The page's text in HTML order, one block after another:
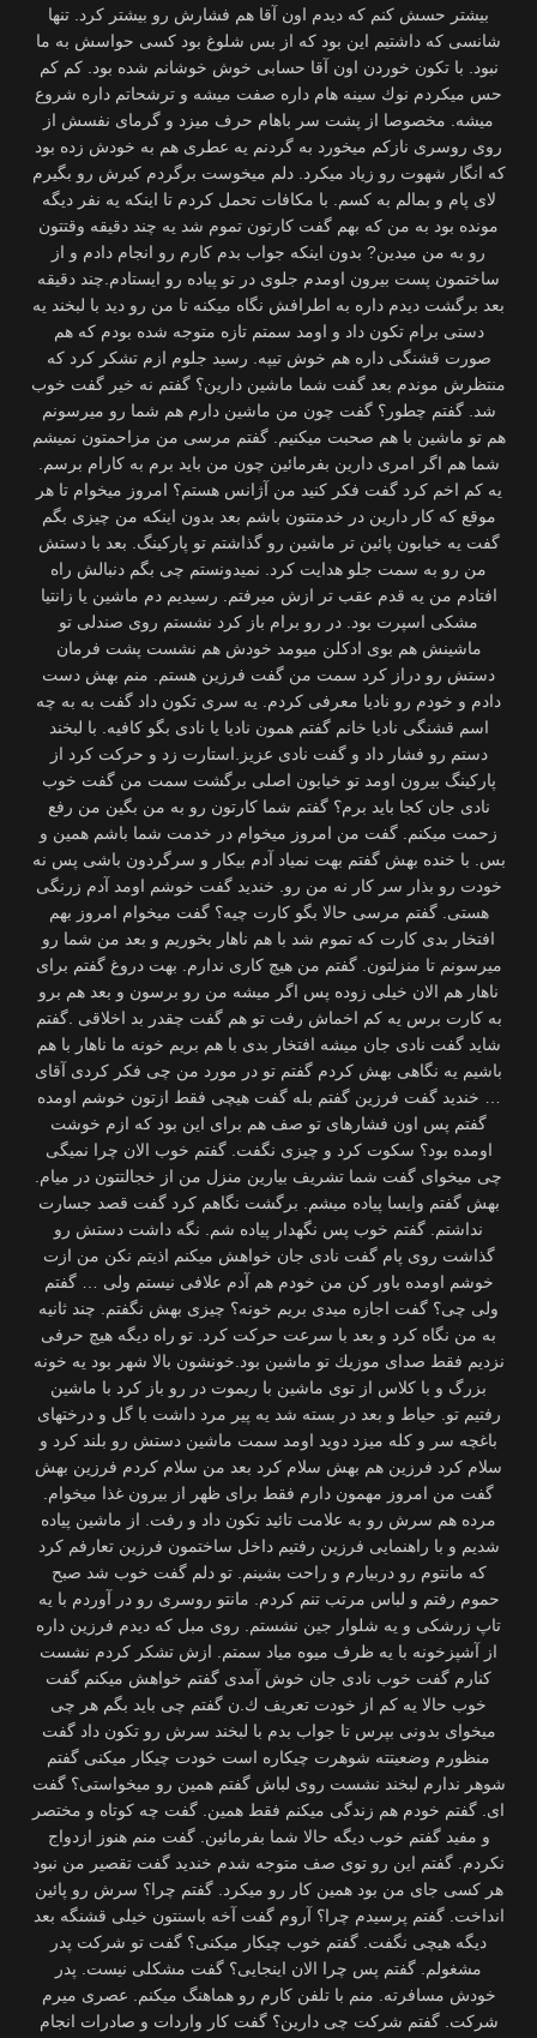
بیشتر حسش كنم كه دیدم اون آقا هم فشارش رو بیشتر كرد. تنها
شانسی كه داشتیم این بود كه از بس شلوغ بود كسی حواسش به ما
نبود. با تكون خوردن اون آقا حسابی خوش خوشانم شده بود. كم كم
حس میكردم نوك سینه هام داره صفت میشه و ترشحاتم داره شروع
میشه. مخصوصا از پشت سر باهام حرف میزد و گرمای نفسش از
روی روسری نازكم میخورد به گردنم یه عطری هم به خودش زده بود
كه انگار شهوت رو زیاد میكرد. دلم میخوست برگردم كیرش رو بگیرم
لای پام و بمالم به كسم. با مكافات تحمل كردم تا اینكه یه نفر دیگه
مونده بود به من كه بهم گفت كارتون تموم شد یه چند دقیقه وقتتون
رو به من میدین? بدون اینكه جواب بدم كارم رو انجام دادم و از
ساختمون پست بیرون اومدم جلوی در تو پیاده رو ایستادم.چند دقیقه
بعد برگشت دیدم داره به اطرافش نگاه میكنه تا من رو دید با لبخند یه
دستی برام تكون داد و اومد سمتم تازه متوجه شده بودم كه هم
صورت قشنگی داره هم خوش تیپه. رسید جلوم ازم تشكر كرد كه
منتظرش موندم بعد گفت شما ماشین دارین؟ گفتم نه خیر گفت خوب
شد. گفتم چطور؟ گفت چون من ماشین دارم هم شما رو میرسونم
هم تو ماشین با هم صحبت میكنیم. گفتم مرسی من مزاحمتون نمیشم
شما هم اگر امری دارین بفرمائین چون من باید برم به كارام برسم.
یه كم اخم كرد گفت فكر كنید من آژانس هستم؟ امروز میخوام تا هر
موقع كه كار دارین در خدمتتون باشم بعد بدون اینكه من چیزی بگم
گفت یه خیابون پائین تر ماشین رو گذاشتم تو پاركینگ. بعد با دستش
من رو به سمت جلو هدایت كرد. نمیدونستم چی بگم دنبالش راه
افتادم من یه قدم عقب تر ازش میرفتم. رسیدیم دم ماشین یا زانتیا
مشكی اسپرت بود. در رو برام باز كرد نشستم روی صندلی تو
ماشینش هم بوی ادکلن میومد خودش هم نشست پشت فرمان
دستش رو دراز كرد سمت من گفت فرزین هستم. منم بهش دست
دادم و خودم رو نادیا معرفی كردم. یه سری تكون داد گفت به به چه
اسم قشنگی نادیا خانم گفتم همون نادیا یا نادی بگو كافیه. با لبخند
دستم رو فشار داد و گفت نادی عزیز.استارت زد و حركت كرد از
پاركینگ بیرون اومد تو خیابون اصلی برگشت سمت من گفت خوب
نادی جان كجا باید برم؟ گفتم شما كارتون رو به من بگین من رفع
زحمت میكنم. گفت من امروز میخوام در خدمت شما باشم همین و
بس. با خنده بهش گفتم بهت نمیاد آدم بیكار و سرگردون باشی پس نه
خودت رو بذار سر كار نه من رو. خندید گفت خوشم اومد آدم زرنگی
هستی. گفتم مرسی حالا بگو كارت چیه؟ گفت میخوام امروز بهم
افتخار بدی كارت كه تموم شد با هم ناهار بخوریم و بعد من شما رو
میرسونم تا منزلتون. گفتم من هیچ كاری ندارم. بهت دروغ گفتم برای
ناهار هم الان خیلی زوده پس اگر میشه من رو برسون و بعد هم برو
به كارت برس یه كم اخماش رفت تو هم گفت چقدر بد اخلاقی .گفتم
شاید گفت نادی جان میشه افتخار بدی با هم بریم خونه ما ناهار با هم
باشیم یه نگاهی بهش كردم گفتم تو در مورد من چی فكر كردی آقای
… خندید گفت فرزین گفتم بله گفت هیچی فقط ازتون خوشم اومده
گفتم پس اون فشارهای تو صف هم برای این بود كه ازم خوشت
اومده بود؟ سكوت كرد و چیزی نگفت. گفتم خوب الان چرا نمیگی
چی میخوای گفت شما تشریف بیارین منزل من از خجالتتون در میام.
بهش گفتم وایسا پیاده میشم. برگشت نگاهم كرد گفت قصد جسارت
نداشتم. گفتم خوب پس نگهدار پیاده شم. نگه داشت دستش رو
گذاشت روی پام گفت نادی جان خواهش میكنم اذیتم نكن من ازت
خوشم اومده باور كن من خودم هم آدم علافی نیستم ولی … گفتم
ولی چی؟ گفت اجازه میدی بریم خونه؟ چیزی بهش نگفتم. چند ثانیه
به من نگاه كرد و بعد با سرعت حركت كرد. تو راه دیگه هیچ حرفی
نزدیم فقط صدای موزیك تو ماشین بود.خونشون بالا شهر بود یه خونه
بزرگ و با كلاس از توی ماشین با ریموت در رو باز كرد با ماشین
رفتیم تو. حیاط و بعد در بسته شد یه پیر مرد داشت با گل و درختهای
باغچه سر و كله میزد دوید اومد سمت ماشین دستش رو بلند كرد و
سلام كرد فرزین هم بهش سلام كرد بعد من سلام كردم فرزین بهش
گفت من امروز مهمون دارم فقط برای ظهر از بیرون غذا میخوام.
مرده هم سرش رو به علامت تائید تكون داد و رفت. از ماشین پیاده
شدیم و با راهنمایی فرزین رفتیم داخل ساختمون فرزین تعارفم كرد
كه مانتوم رو دربیارم و راحت بشینم. تو دلم گفت خوب شد صبح
حموم رفتم و لباس مرتب تنم كردم. مانتو روسری رو در آوردم با یه
تاپ زرشكی و یه شلوار جین نشستم. روی مبل كه دیدم فرزین داره
از آشپزخونه با یه ظرف میوه میاد سمتم. ازش تشكر كردم نشست
كنارم گفت خوب نادی جان خوش آمدی گفتم خواهش میكنم گفت
خوب حالا یه كم از خودت تعریف ك.ن گفتم چی باید بگم هر چی
میخوای بدونی بپرس تا جواب بدم با لبخند سرش رو تكون داد گفت
منظورم وضعیتته شوهرت چیكاره است خودت چیكار میكنی گفتم
شوهر ندارم لبخند نشست روی لباش گفتم همین رو میخواستی؟ گفت
ای. گفتم خودم هم زندگی میكنم فقط همین. گفت چه كوتاه و مختصر
و مفید گفتم خوب دیگه حالا شما بفرمائین. گفت منم هنوز ازدواج
نكردم. گفتم این رو توی صف متوجه شدم خندید گفت تقصیر من نبود
هر كسی جای من بود همین كار رو میكرد. گفتم چرا؟ سرش رو پائین
انداخت. گفتم پرسیدم چرا؟ آروم گفت آخه باسنتون خیلی قشنگه بعد
دیگه هیچی نگفت. گفتم خوب چیكار میكنی؟ گفت تو شركت پدر
مشغولم. گفتم پس چرا الان اینجایی؟ گفت مشكلی نیست. پدر
خودش مسافرته. منم با تلفن كارم رو هماهنگ میكنم. عصری میرم
شركت. گفتم شركت چی دارین؟ گفت كار واردات و صادرات انجام